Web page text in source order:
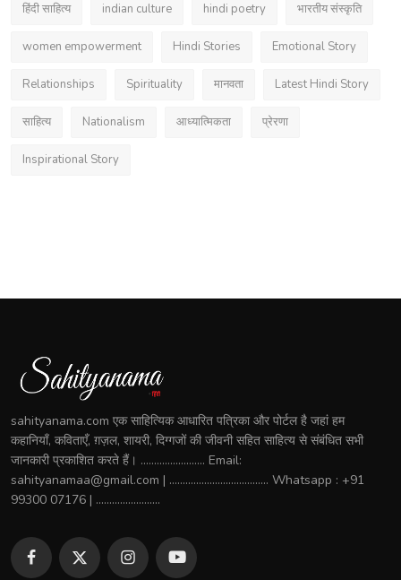
हिंदी साहित्य indian culture hindi poetry भारतीय संस्कृति
women empowerment Hindi Stories Emotional Story
Relationships Spirituality मानवता Latest Hindi Story
साहित्य Nationalism आध्यात्मिकता प्रेरणा
Inspirational Story
sahityanama.com एक साहित्यिक आधारित पत्रिका और पोर्टल है जहां हम
कहानियाँ, कविताएँ, ग़ज़ल, शायरी, दिग्गजों की जीवनी सहित साहित्य से संबंधित सभी
जानकारी प्रकाशित करते हैं। ........................ Email:
sahityanamaa@gmail.com | ..................................... Whatsapp : +91
99300 07176 | ........................